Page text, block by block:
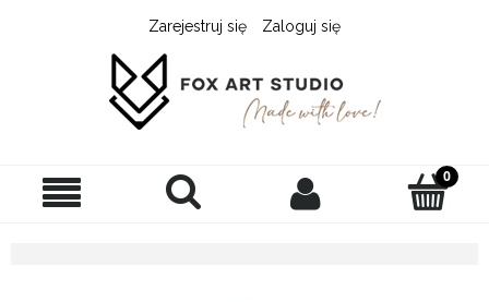
Zarejestruj się Zaloguj się